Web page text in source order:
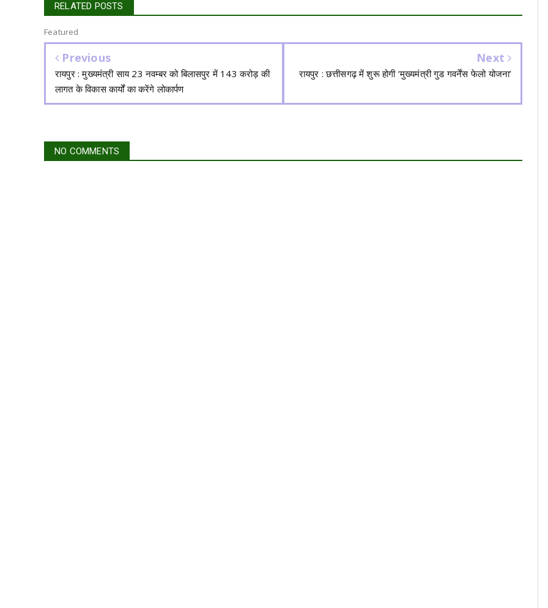
RELATED POSTS
Featured
Previous
रायपुर : मुख्यमंत्री साय 23 नवम्बर को बिलासपुर में 143 करोड़ की
लागत के विकास कार्यों का करेंगे लोकार्पण
Next
रायपुर : छत्तीसगढ़ में शुरू होगी ‘मुख्यमंत्री गुड गवर्नेंस फेलो योजना’
NO COMMENTS